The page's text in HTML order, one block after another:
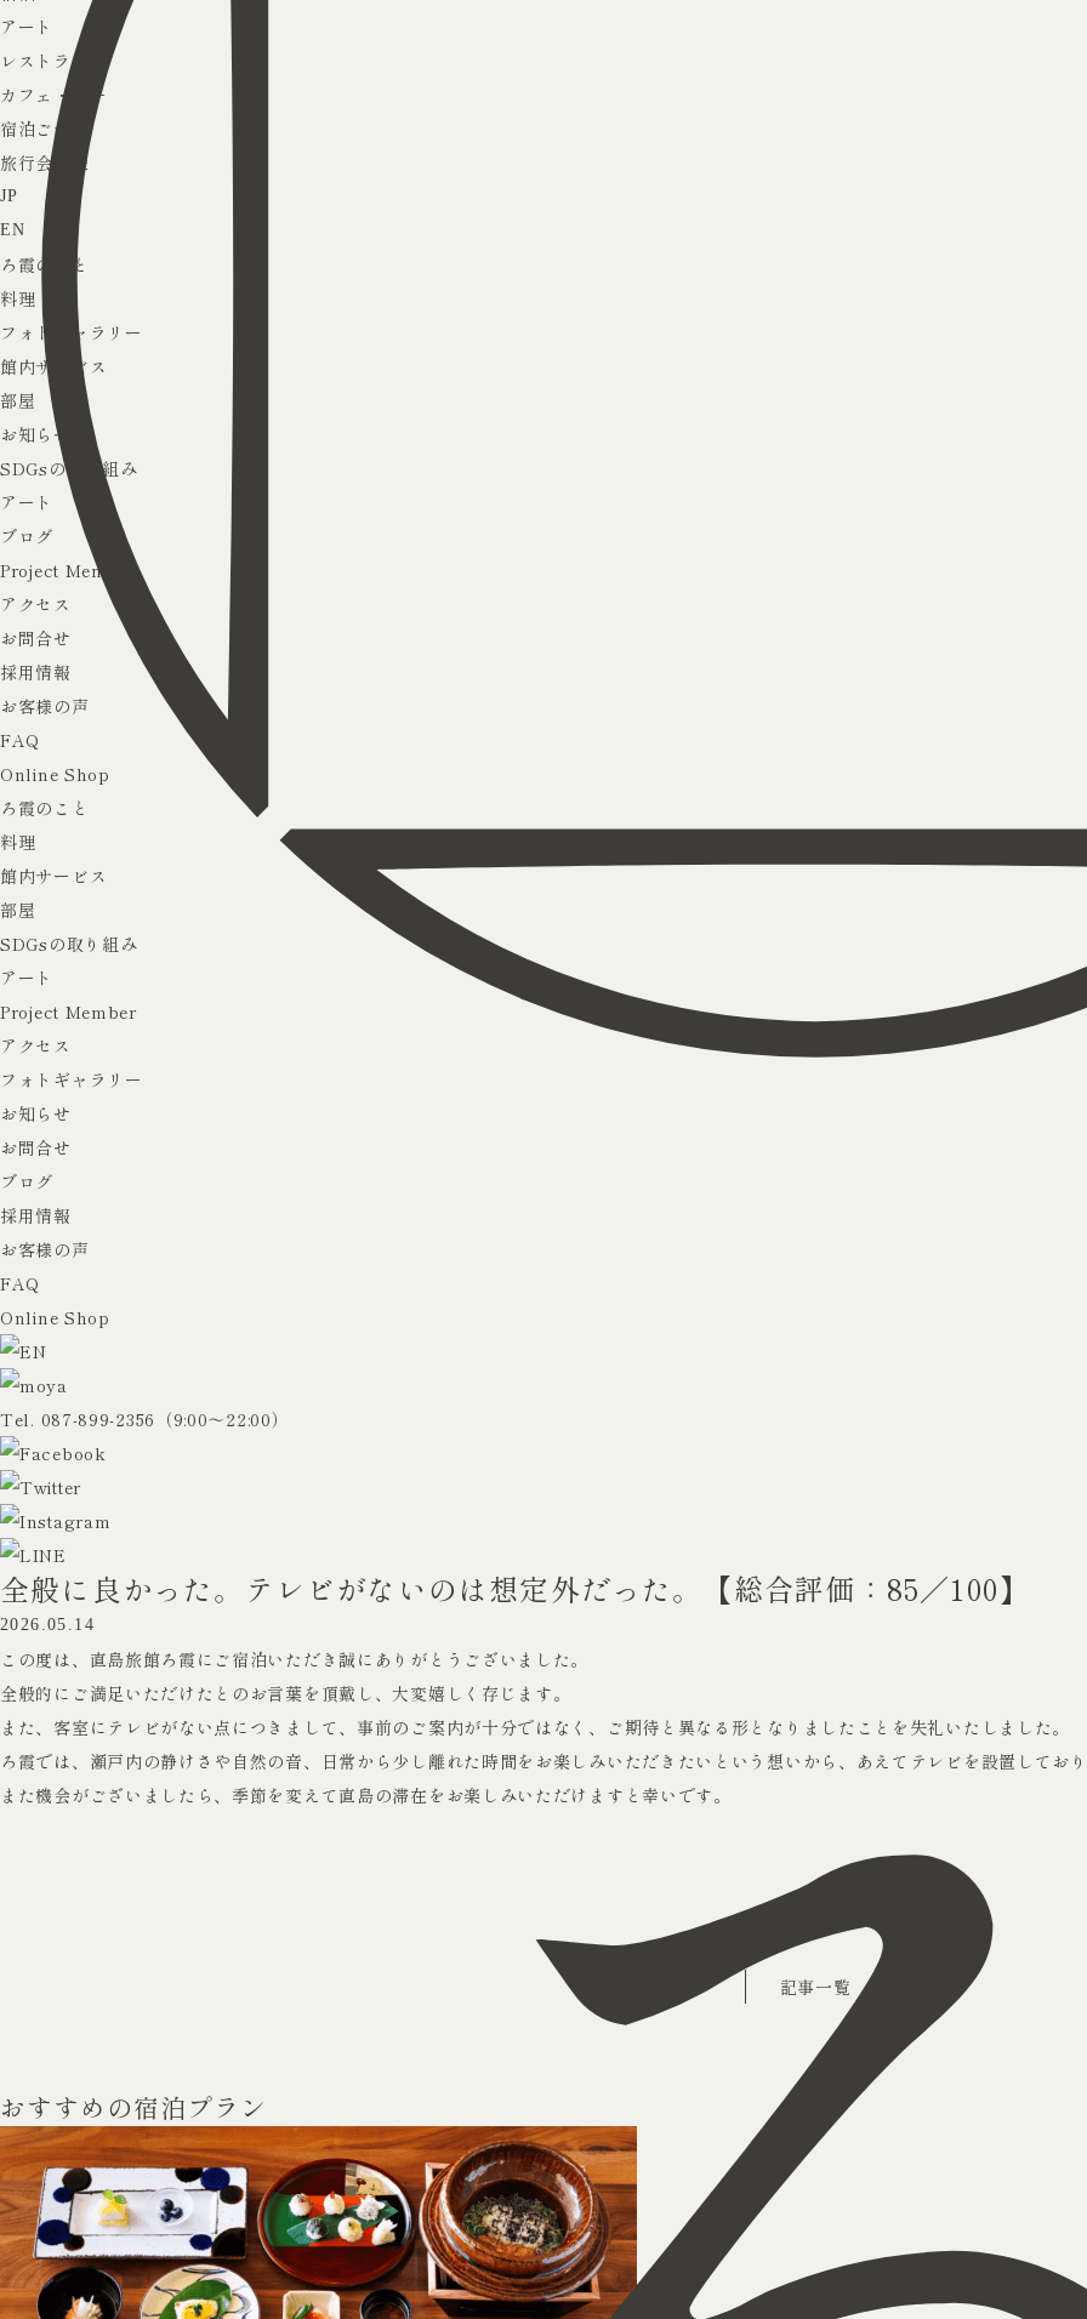
アート
レストラン
カフェ・バー
宿泊ご予約
旅行会社様
JP
EN
ろ霞のこと
料理
フォトギャラリー
館内サービス
部屋
お知らせ
SDGsの取り組み
アート
ブログ
Project Member
アクセス
お問合せ
採用情報
お客様の声
FAQ
Online Shop
ろ霞のこと
料理
館内サービス
部屋
SDGsの取り組み
アート
Project Member
アクセス
フォトギャラリー
お知らせ
お問合せ
ブログ
採用情報
お客様の声
FAQ
Online Shop
Tel. 087-899-2356 （9:00〜22:00）
全般に良かった。テレビがないのは想定外だった。【総合評価：85／100】
2026.05.14
この度は、直島旅館ろ霞にご宿泊いただき誠にありがとうございました。
全般的にご満足いただけたとのお言葉を頂戴し、大変嬉しく存じます。
また、客室にテレビがない点につきまして、事前のご案内が十分ではなく、ご期待と異なる形となりましたことを失礼いたしました。
ろ霞では、瀬戸内の静けさや自然の音、日常から少し離れた時間をお楽しみいただきたいという想いから、あえてテレビを設置しており
また機会がございましたら、季節を変えて直島の滞在をお楽しみいただけますと幸いです。
記事一覧
おすすめの宿泊プラン